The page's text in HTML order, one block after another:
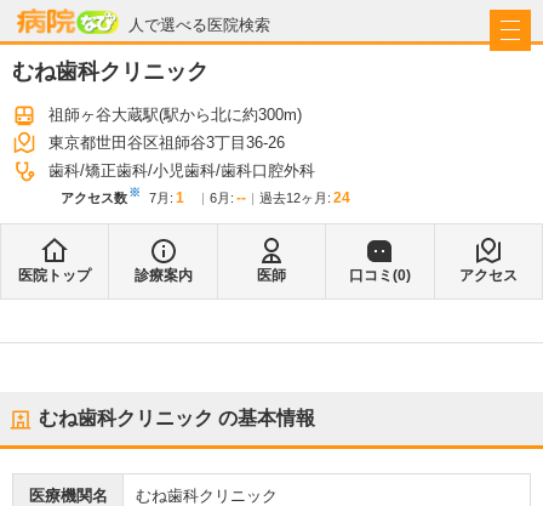
人で選べる医院検索
病院なび
むね歯科クリニック
祖師ヶ谷大蔵駅(駅から北に約300m)
東京都世田谷区祖師谷3丁目36-26
歯科 矯正歯科 小児歯科 歯科口腔外科
アクセス数※ 7月 : 1 6月 : -- 過去12ヶ月: 24
医院トップ 診療案内 医師 口コミ(0) アクセス
むね歯科クリニック の基本情報
医療機関名 むね歯科クリニック